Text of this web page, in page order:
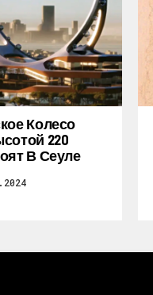
Колесо
220
В Сеуле